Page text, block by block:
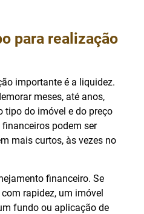
para realização
importante é a liquidez.
meses, até anos,
tipo do imóvel e do preço
podem ser
mais curtos, às vezes no
financeiro. Se
rapidez, um imóvel
fundo ou aplicação de